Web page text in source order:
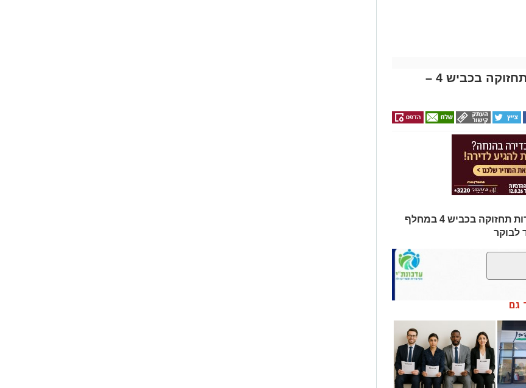
נתיבי ישראל מודיעה על עבודות תחזוקה בכביש 4 –
בימי ראשון ושני בשבוע הבא יתבצעו עבודות תחזוקה בכביש 4 במחלף
גם